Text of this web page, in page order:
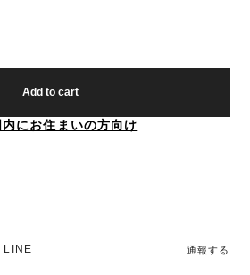
Add to cart
内にお住まいの方向け
LINE 通報する